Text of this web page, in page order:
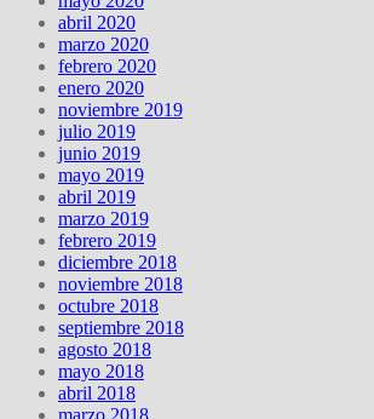
abril 2020
marzo 2020
febrero 2020
enero 2020
noviembre 2019
julio 2019
junio 2019
mayo 2019
abril 2019
marzo 2019
febrero 2019
diciembre 2018
noviembre 2018
octubre 2018
septiembre 2018
agosto 2018
mayo 2018
abril 2018
marzo 2018